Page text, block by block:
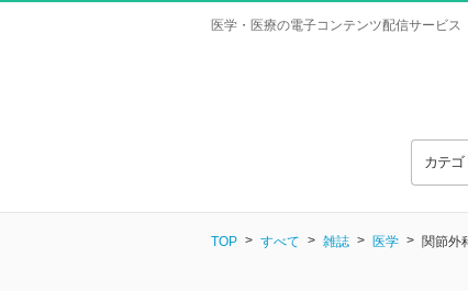
医学・医療の電子コンテンツ配信サービス
カテゴ
TOP すべて 雑誌 医学 関節外